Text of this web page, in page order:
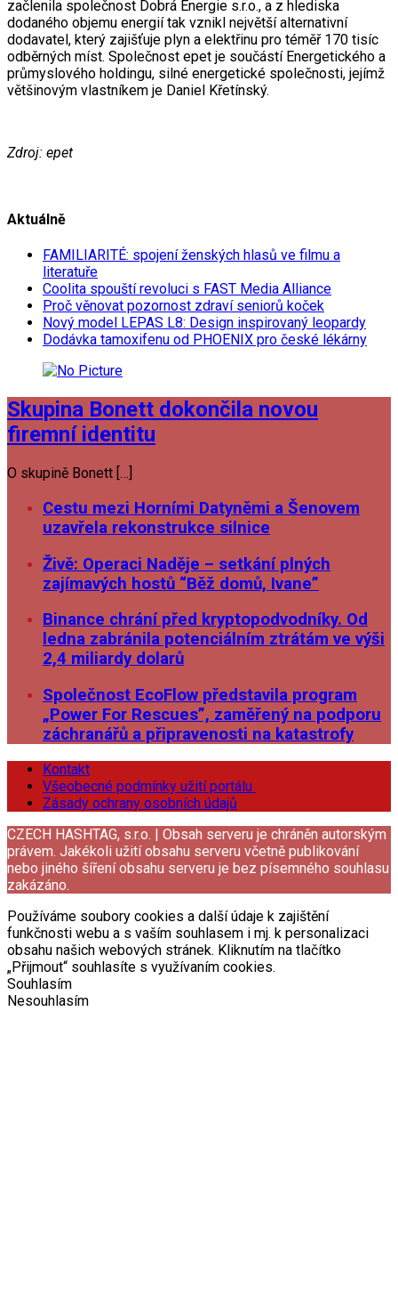
začlenila společnost Dobrá Energie s.r.o., a z hlediska
dodaného objemu energií tak vznikl největší alternativní
dodavatel, který zajišťuje plyn a elektřinu pro téměř 170 tisíc
odběrných míst. Společnost epet je součástí Energetického a
průmyslového holdingu, silné energetické společnosti, jejímž
většinovým vlastníkem je Daniel Křetínský.
Zdroj: epet
Aktuálně
FAMILIARITÉ: spojení ženských hlasů ve filmu a
literatuře
Coolita spouští revoluci s FAST Media Alliance
Proč věnovat pozornost zdraví seniorů koček
Nový model LEPAS L8: Design inspirovaný leopardy
Dodávka tamoxifenu od PHOENIX pro české lékárny
Skupina Bonett dokončila novou
firemní identitu
O skupině Bonett […]
Cestu mezi Horními Datyněmi a Šenovem
uzavřela rekonstrukce silnice
Živě: Operaci Naděje – setkání plných
zajímavých hostů “Běž domů, Ivane”
Binance chrání před kryptopodvodníky. Od
ledna zabránila potenciálním ztrátám ve výši
2,4 miliardy dolarů
Společnost EcoFlow představila program
„Power For Rescues”, zaměřený na podporu
záchranářů a připravenosti na katastrofy
Kontakt
Všeobecné podmínky užití portálu
Zásady ochrany osobních údajů
CZECH HASHTAG, s.r.o. | Obsah serveru je chráněn autorským
právem. Jakékoli užití obsahu serveru včetně publikování
nebo jiného šíření obsahu serveru je bez písemného souhlasu
zakázáno.
Používáme soubory cookies a další údaje k zajištění
funkčnosti webu a s vaším souhlasem i mj. k personalizaci
obsahu našich webových stránek. Kliknutím na tlačítko
„Přijmout“ souhlasíte s využívaním cookies.
Souhlasím
Nesouhlasím